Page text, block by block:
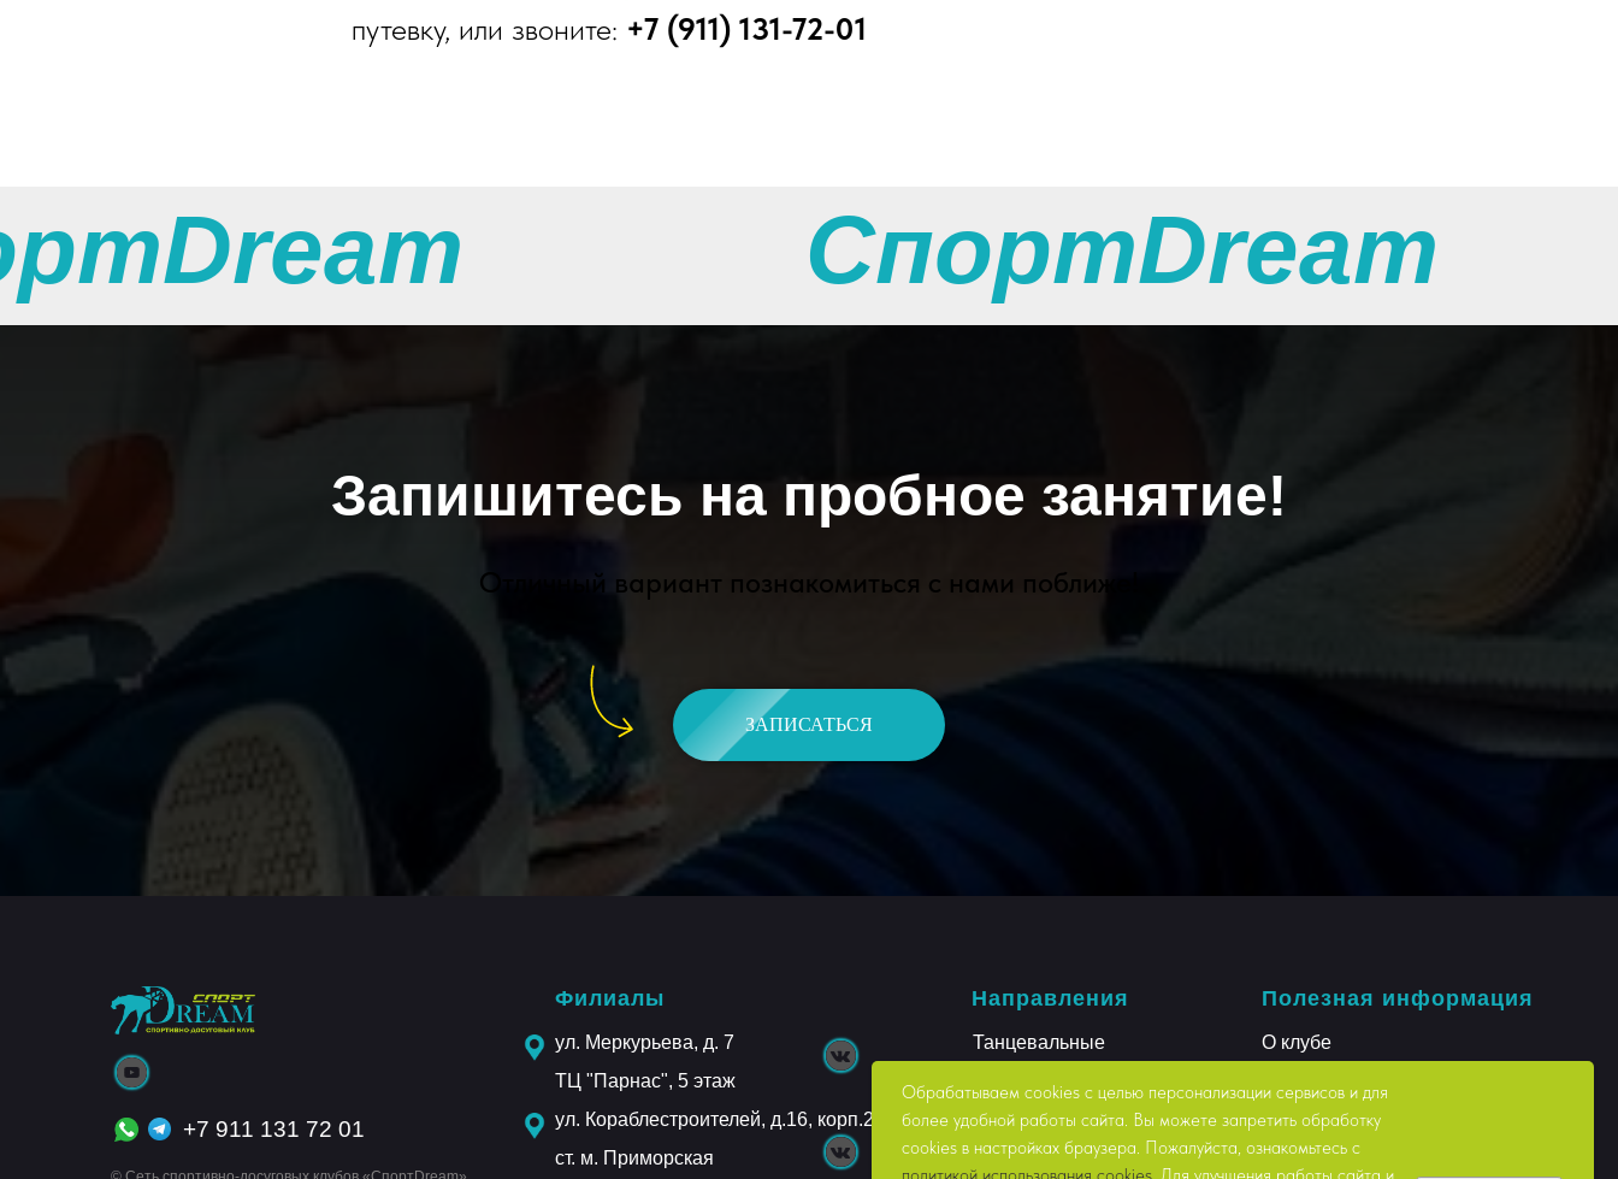
путевку, или звоните: +7 (911) 131-72-01
СпортDream
Запишитесь на пробное занятие!
Отличный вариант познакомиться с нами поближе!
ЗАПИСАТЬСЯ
Филиалы
ул. Меркурьева, д. 7
ТЦ "Парнас", 5 этаж
ул. Кораблестроителей, д.16, корп.2
ст. м. Приморская
Направления
Танцевальные
Спортивные
Театральное мастерство
Полезная информация
О клубе
Цены
Франшиза
+7 911 131 72 01
Обрабатываем cookies с целью персонализации сервисов и для
более удобной работы сайта. Вы можете запретить обработку
cookies в настройках браузера. Пожалуйста, ознакомьтесь с